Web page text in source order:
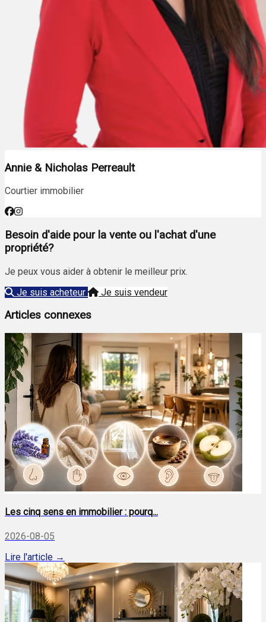
Annie & Nicholas Perreault
Courtier immobilier
Besoin d'aide pour la vente ou l'achat d'une
propriété?
Je peux vous aider à obtenir le meilleur prix.
Je suis acheteur
Je suis vendeur
Articles connexes
Les cinq sens en immobilier : pourq...
2026-08-05
Lire l'article →